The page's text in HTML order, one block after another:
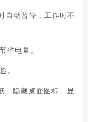
自动暂停，工作时不
省电量。
。
、隐藏桌面图标、显